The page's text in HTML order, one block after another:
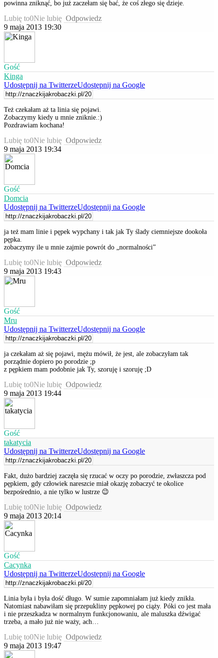
powinna zniknąć, bo już zaczełam się bać, że coś złego się dzieje.
Lubię to0Nie lubię Odpowiedz
9 maja 2013 19:30
Gość
Kinga
Udostępnij na TwitterzeUdostępnij na Google
Też czekałam aż ta linia się pojawi.
Zobaczymy kiedy u mnie zniknie.:)
Pozdrawiam kochana!
Lubię to0Nie lubię Odpowiedz
9 maja 2013 19:34
Gość
Domcia
Udostępnij na TwitterzeUdostępnij na Google
ja też mam linie i pępek wypchany i tak jak Ty ślady ciemniejsze dookoła
pępka.
zobaczymy ile u mnie zajmie powrót do „normalności”
Lubię to0Nie lubię Odpowiedz
9 maja 2013 19:43
Gość
Mru
Udostępnij na TwitterzeUdostępnij na Google
ja czekałam aż się pojawi, mężu mówił, że jest, ale zobaczyłam tak
porządnie dopiero po porodzie ;p
z pępkiem mam podobnie jak Ty, szoruję i szoruję ;D
Lubię to0Nie lubię Odpowiedz
9 maja 2013 19:44
Gość
takatycia
Udostępnij na TwitterzeUdostępnij na Google
Fakt, dużo bardziej zaczęła się rzucać w oczy po porodzie, zwłaszcza pod
pępkiem, gdy człowiek nareszcie miał okazję zobaczyć te okolice
bezpośrednio, a nie tylko w lustrze 😉
Lubię to0Nie lubię Odpowiedz
9 maja 2013 20:14
Gość
Cacynka
Udostępnij na TwitterzeUdostępnij na Google
Linia była i była dość długo. W sumie zapomniałam już kiedy znikła.
Natomiast nabawiłam się przepukliny pępkowej po ciąży. Póki co jest mała
i nie przeszkadza w normalnym funkcjonowaniu, ale maluszka dźwigać
trzeba, a mało już nie waży, ach…
Lubię to0Nie lubię Odpowiedz
9 maja 2013 19:47